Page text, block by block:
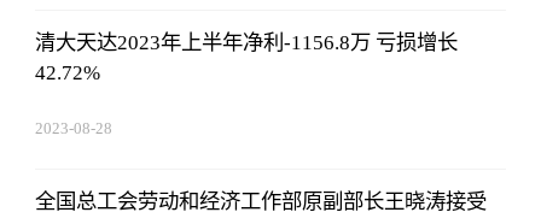
清大天达2023年上半年净利-1156.8万 亏损增长
42.72%
2023-08-28
全国总工会劳动和经济工作部原副部长王晓涛接受